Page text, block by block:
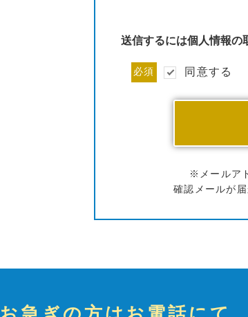
送信するには個人情報の
必須 同意する
※メールア
確認メールが